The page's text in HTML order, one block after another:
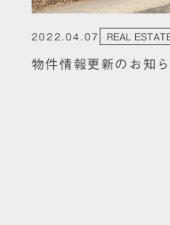
2022.04.07 REAL
物件情報更新のお知